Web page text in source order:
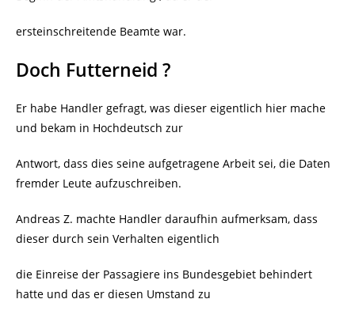
ersteinschreitende Beamte war.
Doch Futterneid ?
Er habe Handler gefragt, was dieser eigentlich hier mache
und bekam in Hochdeutsch zur
Antwort, dass dies seine aufgetragene Arbeit sei, die Daten
fremder Leute aufzuschreiben.
Andreas Z. machte Handler daraufhin aufmerksam, dass
dieser durch sein Verhalten eigentlich
die Einreise der Passagiere ins Bundesgebiet behindert
hatte und das er diesen Umstand zu